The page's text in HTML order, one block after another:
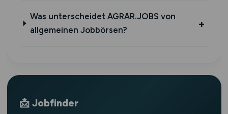
Was unterscheidet AGRAR.JOBS von
allgemeinen Jobbörsen?
📩 Jobfinder